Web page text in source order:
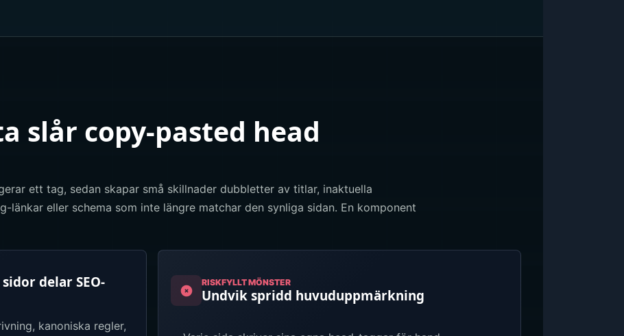
slår copy-pasted head
ett tag, sedan skapar små skillnader dubbletter av titlar, inaktuella
länkar eller schema som inte längre matchar den synliga sidan. En komponent
delar SEO-
kanoniska regler,
RISKFYLLT MÖNSTER
Undvik spridd huvuduppmärkning